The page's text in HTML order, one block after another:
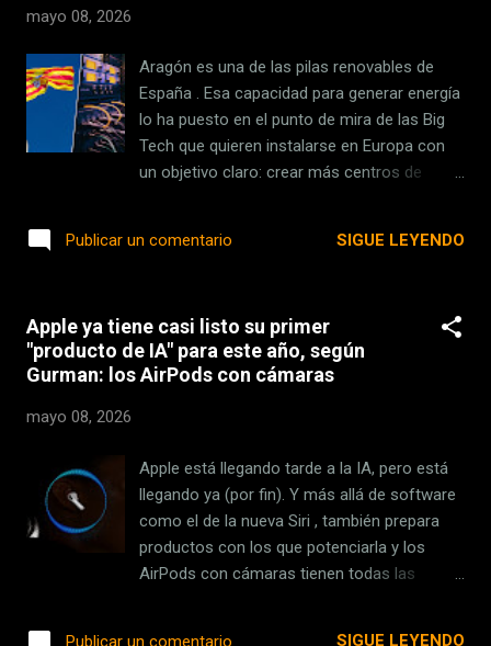
adelantamos que no, no es buena idea. El
gran inconveniente: el AirTag no es un GPS
Aunque puede parecer que lo es, en realidad
el AirTag no tiene nada que ver con un GPS ,
por mucho que podamos seguir su
mayo 08, 2026
Aragón es una de las pilas renovables de
España . Esa capacidad para generar energía
lo ha puesto en el punto de mira de las Big
Tech que quieren instalarse en Europa con
un objetivo claro: crear más centros de
a la que se le acaba de abrir el panorama
española”. En corto . Esta no es una
comparación sin más, ya que el estado
estadounidense es uno de los que aglutina la
ver algo similar. Amazon, a través de AWS ,
opera desde noviembre de 2022 en la región
con centros de datos en Zaragoza y
Huesca. Sin embargo, la fiebre por los
centros de datos es más reciente y el
Publicar un comentario SIGUE LEYENDO
Apple ya tiene casi listo su primer
"producto de IA" para este año, según
Gurman: los AirPods con cámaras
mayo 08, 2026
Apple está llegando tarde a la IA, pero está
llegando ya (por fin). Y más allá de software
como el de la nueva Siri , también prepara
productos con los que potenciarla y los
AirPods con cámaras tienen todas las
Publicar un comentario SIGUE LEYENDO